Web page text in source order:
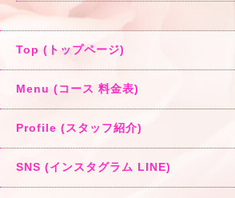
Top (トップページ)
Menu (コース 料金表)
Profile (スタッフ紹介)
SNS (インスタグラム LINE)